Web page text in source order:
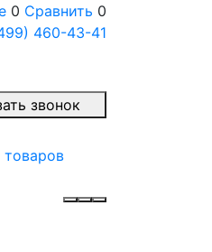
0 Сравнить 0
460-43-41
звонок